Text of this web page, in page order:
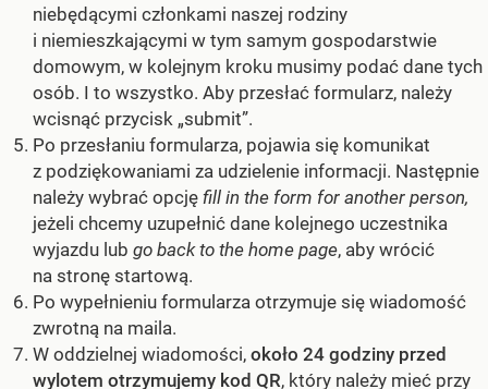
niebędącymi członkami naszej rodziny
i niemieszkającymi w tym samym gospodarstwie
domowym, w kolejnym kroku musimy podać dane tych
osób. I to wszystko. Aby przesłać formularz, należy
wcisnąć przycisk „submit”.
Po przesłaniu formularza, pojawia się komunikat
z podziękowaniami za udzielenie informacji. Następnie
należy wybrać opcję fill in the form for another person,
jeżeli chcemy uzupełnić dane kolejnego uczestnika
wyjazdu lub go back to the home page, aby wrócić
na stronę startową.
Po wypełnieniu formularza otrzymuje się wiadomość
zwrotną na maila.
W oddzielnej wiadomości, około 24 godziny przed
wylotem otrzymujemy kod QR, który należy mieć przy